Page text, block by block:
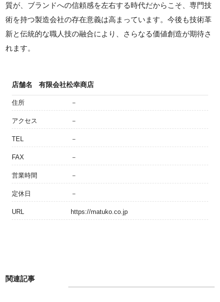
質が、ブランドへの信頼感を左右する時代だからこそ、専門技
術を持つ製造会社の存在意義は高まっています。今後も技術革
新と伝統的な職人技の融合により、さらなる価値創造が期待さ
れます。
店舗名 有限会社松幸商店
住所 －
アクセス －
TEL －
FAX －
営業時間 －
定休日 －
URL https://matuko.co.jp
関連記事